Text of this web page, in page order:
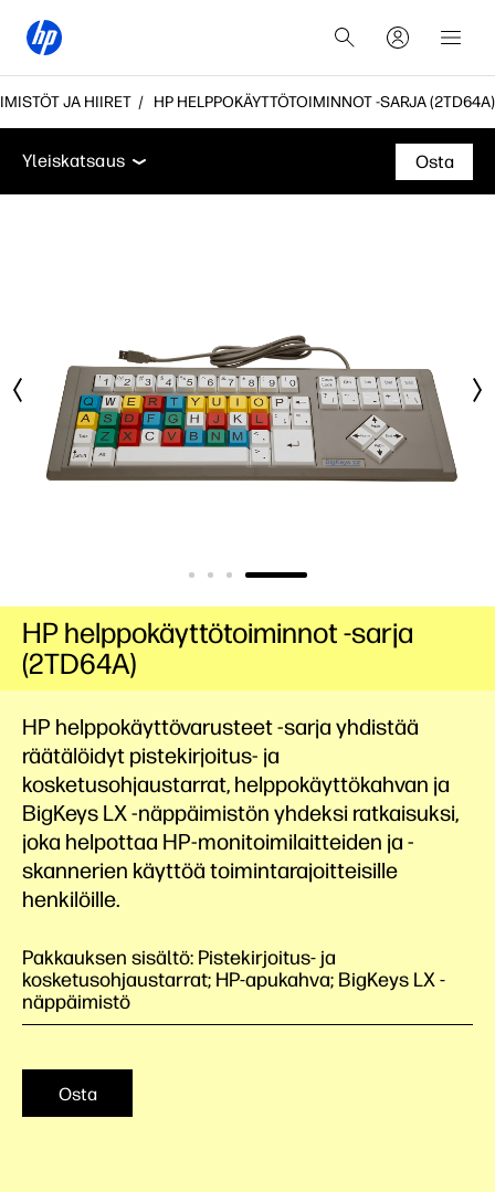
JA HIIRET HP HELPPOKÄYTTÖTOIMINNOT -SARJA (2TD64A)
Yleiskatsaus
Tuki
Yleiskatsaus
Osta
HP helppokäyttövarusteet -sarja yhdistää
räätälöidyt pistekirjoitus- ja
kosketusohjaustarrat, helppokäyttökahvan ja
BigKeys LX -näppäimistön yhdeksi ratkaisuksi,
joka helpottaa HP-monitoimilaitteiden ja -
skannerien käyttöä toimintarajoitteisille
henkilöille.
Pakkauksen sisältö: Pistekirjoitus- ja
kosketusohjaustarrat; HP-apukahva; BigKeys LX -
näppäimistö
Osta
HP helppokäyttötoiminnot -sarja
(2TD64A)